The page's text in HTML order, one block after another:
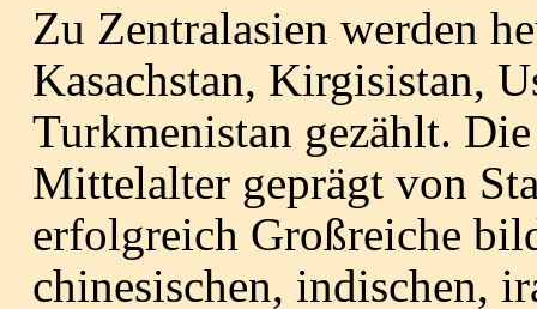
Zu Zentralasien werden
Kasachstan, Kirgisistan,
Turkmenistan gezählt.
Mittelalter geprägt von
erfolgreich Großreiche
chinesischen, indischen,